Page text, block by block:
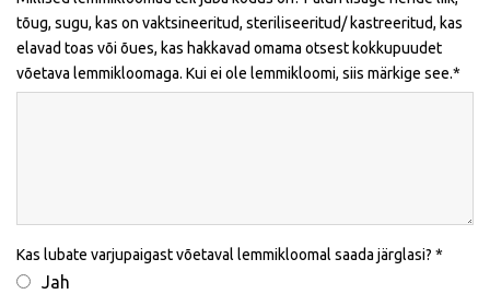
tõug, sugu, kas on vaktsineeritud, steriliseeritud/ kastreeritud, kas
elavad toas või õues, kas hakkavad omama otsest kokkupuudet
võetava lemmikloomaga. Kui ei ole lemmikloomi, siis märkige see.
Kas lubate varjupaigast võetaval lemmikloomal saada järglasi?
Jah